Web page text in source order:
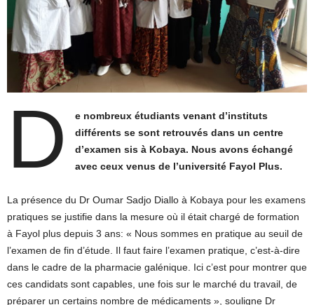
D
e nombreux étudiants venant d’instituts
différents se sont retrouvés dans un centre
d’examen sis à Kobaya. Nous avons échangé
avec ceux venus de l’université Fayol Plus.
La présence du Dr Oumar Sadjo Diallo à Kobaya pour les examens
pratiques se justifie dans la mesure où il était chargé de formation
à Fayol plus depuis 3 ans: « Nous sommes en pratique au seuil de
l’examen de fin d’étude. Il faut faire l’examen pratique, c’est-à-dire
dans le cadre de la pharmacie galénique. Ici c’est pour montrer que
ces candidats sont capables, une fois sur le marché du travail, de
préparer un certains nombre de médicaments », souligne Dr